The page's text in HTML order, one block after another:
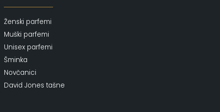
Ženski parfemi
Muški parfemi
Unisex parfemi
Šminka
Novčanici
David Jones tašne